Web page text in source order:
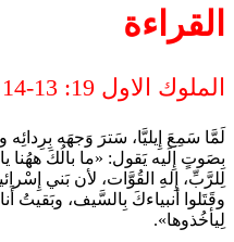
القراءة
الملوك الاول 19: 13-14
لَمَّا سَمِعَ إِيليَّا، سَترَ وَجهَه
بِصَوتٍ إِلَيه يَقول: «ما بالُكَ ههُنا
لِلرَّبِّ، إِلهِ القُوَّات، لأن بَني
وقَتَلوا أنبياءكَ بِالسَّيف، وبَقيتُ
لِيأخُذوها».